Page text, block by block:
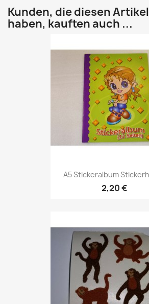
Kunden, die diesen
haben, kauften auch ...
A5 Stickeralbum
2,20 €